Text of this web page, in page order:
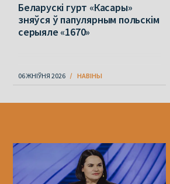
Беларускі гурт «Касары»
зняўся ў папулярным польскім
серыяле «1670»
06 ЖНІЎНЯ 2026 НАВІНЫ